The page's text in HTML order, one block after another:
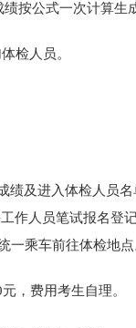
按公式一次计算生
检人员。
及进入体检人员
作人员笔试报名登
乘车前往体检地
，费用考生自理。